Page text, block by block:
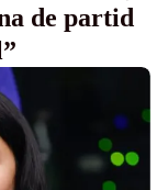
de partid